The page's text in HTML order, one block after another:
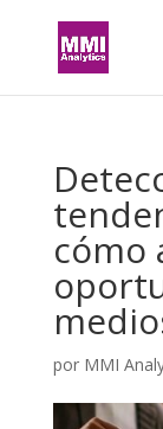
cómo
por MMI